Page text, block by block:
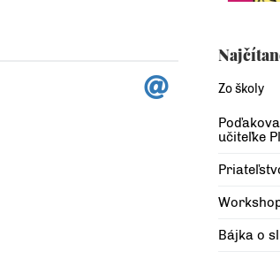
Zo školy
učiteľke
Bájka o